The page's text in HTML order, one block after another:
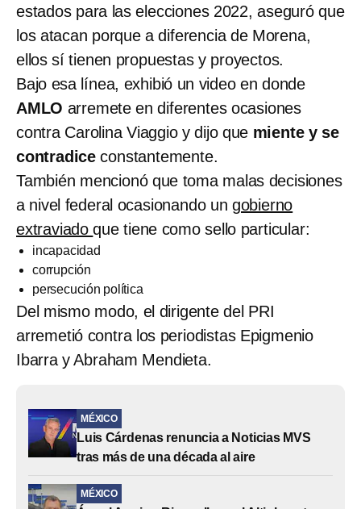
estados para las elecciones 2022, aseguró que
los atacan porque a diferencia de Morena,
ellos sí tienen propuestas y proyectos.
Bajo esa línea, exhibió un video en donde
AMLO arremete en diferentes ocasiones
contra Carolina Viaggio y dijo que miente y se
contradiceconstantemente.
También mencionó que toma malas decisiones
a nivel federal ocasionando un gobierno
extraviadoque tiene como sello particular:
incapacidad
corrupción
persecución política
Del mismo modo, el dirigente del PRI
arremetió contra los periodistas Epigmenio
Ibarra y Abraham Mendieta.
MÉXICO
Luis Cárdenas renuncia a Noticias MVS
tras más de una década al aire
MÉXICO